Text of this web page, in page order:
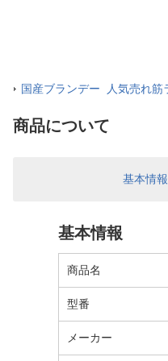
国産ブランデー 人気売れ筋
商品について
基本情報
基本情報
商品名
型番
メーカー